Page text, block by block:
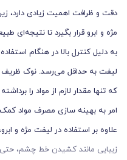
دقت و ظرافت اهمیت زیادی دارد،
مژه و ابرو قرار بگیرد تا نتیجه‌ای
به دلیل کنترل بالا در هنگام
لیفت به حداقل می‌رسد. نوک
که تنها مقدار لازم از مواد را
امر به بهینه ‌سازی مصرف مواد
علاوه بر استفاده در لیفت مژه و
زیبایی مانند کشیدن خط چشم،